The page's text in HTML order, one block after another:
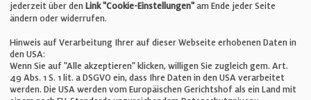
Cookie-Einstellungen
jederzeit über den Link "Cookie-Einstellungen" am Ende jeder Seite
ändern oder widerrufen.
Hinweis auf Verarbeitung Ihrer auf dieser Webseite erhobenen Daten in
den USA:
Wenn Sie auf "Alle akzeptieren" klicken, willigen Sie zugleich gem. Art.
49 Abs. 1 S. 1 lit. a DSGVO ein, dass Ihre Daten in den USA verarbeitet
werden. Die USA werden vom Europäischen Gerichtshof als ein Land mit